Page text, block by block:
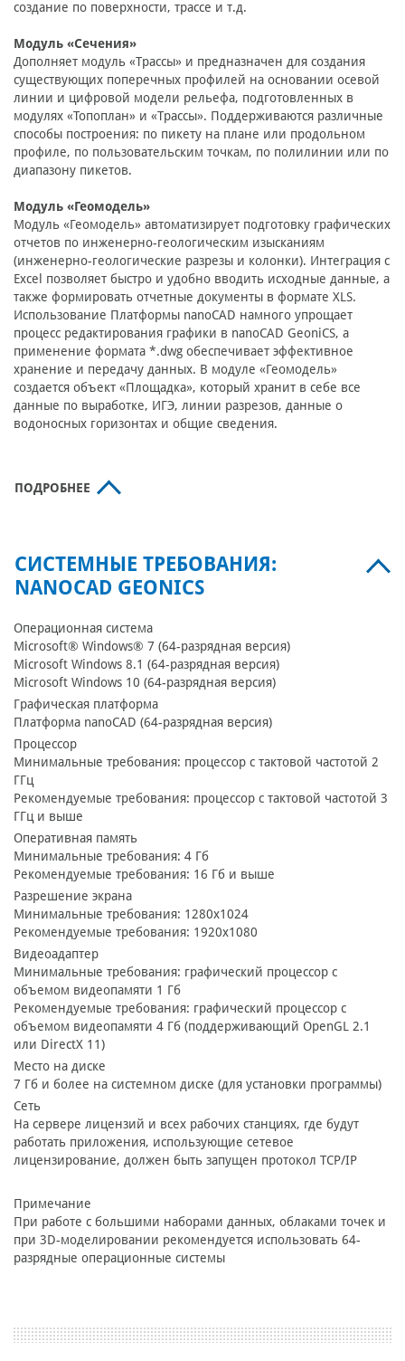
создание по поверхности, трассе и т.д.
Модуль «Сечения»
Дополняет модуль «Трассы» и предназначен для создания
существующих поперечных профилей на основании осевой
линии и цифровой модели рельефа, подготовленных в
модулях «Топоплан» и «Трассы». Поддерживаются различные
способы построения: по пикету на плане или продольном
профиле, по пользовательским точкам, по полилинии или по
диапазону пикетов.
Модуль «Геомодель»
Модуль «Геомодель» автоматизирует подготовку графических
отчетов по инженерно-геологическим изысканиям
(инженерно-геологические разрезы и колонки). Интеграция с
Excel позволяет быстро и удобно вводить исходные данные, а
также формировать отчетные документы в формате XLS.
Использование Платформы nanoCAD намного упрощает
процесс редактирования графики в nanoCAD GeoniCS, а
применение формата *.dwg обеспечивает эффективное
хранение и передачу данных. В модуле «Геомодель»
создается объект «Площадка», который хранит в себе все
данные по выработке, ИГЭ, линии разрезов, данные о
водоносных горизонтах и общие сведения.
ПОДРОБНЕЕ
СИСТЕМНЫЕ ТРЕБОВАНИЯ:
NANOCAD GEONICS
Операционная система
Microsoft® Windows® 7 (64-разрядная версия)
Microsoft Windows 8.1 (64-разрядная версия)
Microsoft Windows 10 (64-разрядная версия)
Графическая платформа
Платформа nanoCAD (64-разрядная версия)
Процессор
Минимальные требования: процессор с тактовой частотой 2
ГГц
Рекомендуемые требования: процессор с тактовой частотой 3
ГГц и выше
Оперативная память
Минимальные требования: 4 Гб
Рекомендуемые требования: 16 Гб и выше
Разрешение экрана
Минимальные требования: 1280х1024
Рекомендуемые требования: 1920x1080
Видеоадаптер
Минимальные требования: графический процессор с
объемом видеопамяти 1 Гб
Рекомендуемые требования: графический процессор с
объемом видеопамяти 4 Гб (поддерживающий OpenGL 2.1
или DirectX 11)
Место на диске
7 Гб и более на системном диске (для установки программы)
Сеть
На сервере лицензий и всех рабочих станциях, где будут
работать приложения, использующие сетевое
лицензирование, должен быть запущен протокол TCP/IP
Примечание
При работе с большими наборами данных, облаками точек и
при 3D-моделировании рекомендуется использовать 64-
разрядные операционные системы